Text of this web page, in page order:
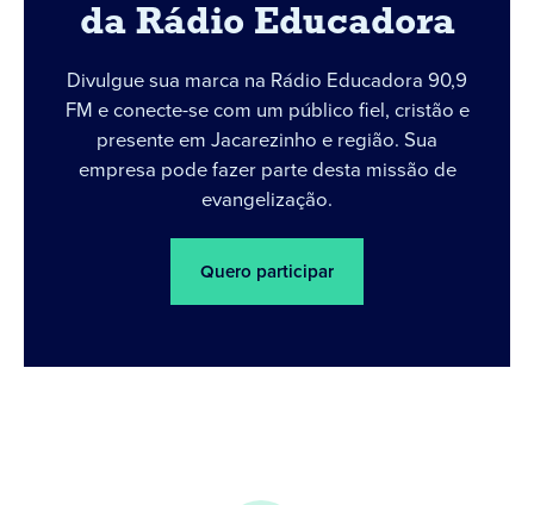
da Rádio Educadora
Divulgue sua marca na Rádio Educadora 90,9
FM e conecte-se com um público fiel, cristão e
presente em Jacarezinho e região. Sua
empresa pode fazer parte desta missão de
evangelização.
Quero participar